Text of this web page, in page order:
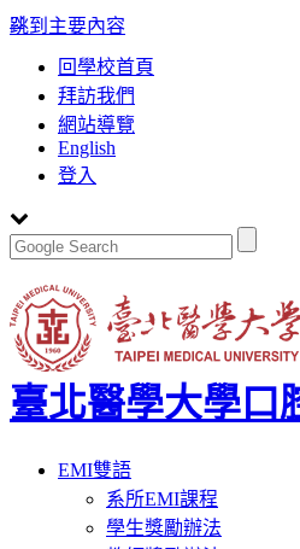
跳到主要內容
:::
回學校首頁
拜訪我們
網站導覽
English
登入
臺北醫學大學口
Toggle
navigation
EMI雙語
系所EMI課程
學生獎勵辦法